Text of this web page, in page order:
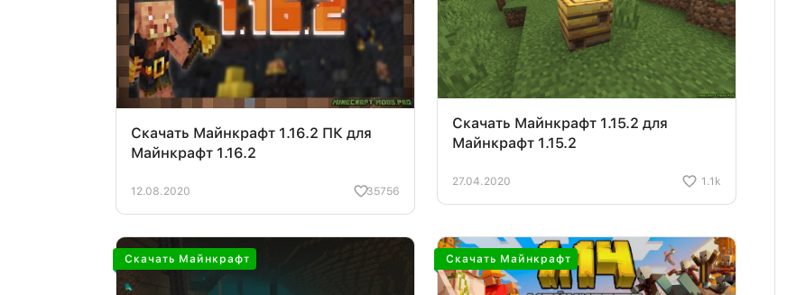
Скачать Майнкрафт 1.16.2 ПК для
Майнкрафт 1.16.2
12.08.2020 35756
Скачать Майнкрафт 1.15.2 для
Майнкрафт 1.15.2
27.04.2020 1.1k
Скачать Майнкрафт Скачать Майнкрафт